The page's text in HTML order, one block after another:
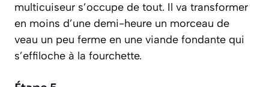
multicuiseur s’occupe de tout. Il va transformer
en moins d’une demi-heure un morceau de
veau un peu ferme en une viande fondante qui
s’effiloche à la fourchette.